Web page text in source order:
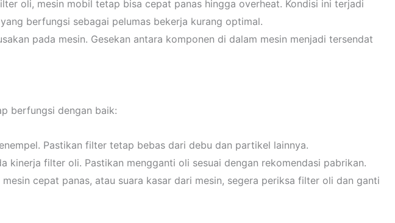
oli, mesin mobil tetap bisa cepat panas hingga overheat. Kondisi ini terjadi
berfungsi sebagai pelumas bekerja kurang optimal.
pada mesin. Gesekan antara komponen di dalam mesin menjadi tersendat
berfungsi dengan baik:
Pastikan filter tetap bebas dari debu dan partikel lainnya.
kinerja filter oli. Pastikan mengganti oli sesuai dengan rekomendasi pabrikan.
cepat panas, atau suara kasar dari mesin, segera periksa filter oli dan ganti